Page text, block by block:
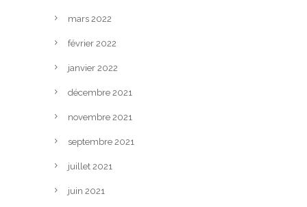
mars 2022
février 2022
janvier 2022
décembre 2021
novembre 2021
septembre 2021
juillet 2021
juin 2021